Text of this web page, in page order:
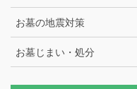
お墓の地震対策
お墓じまい・処分